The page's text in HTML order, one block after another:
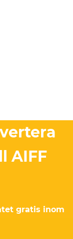
AIFF
gratis inom